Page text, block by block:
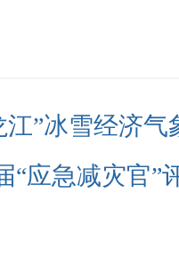
江”冰雪经济
“应急减灾官”